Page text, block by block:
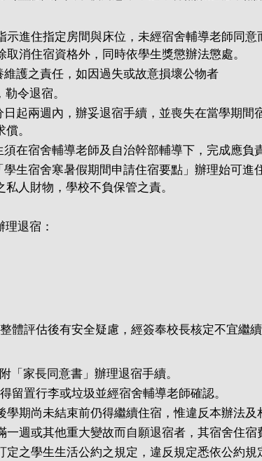
進住指定房間與床位，未經宿舍輔導老師同
消住宿資格外，同時依學生獎懲辦法懲處。
護之責任，如因過失或故意損壞公物者
令退宿。
起兩週內，辦妥退宿手續，並喪失在當學期
。
在宿舍輔導老師及自治幹部輔導下，完成應負
生宿舍寒暑假期間申請住宿要點」辦理始可
人財物，學校不負保管之責。
退宿：
評估後有安全疑慮，經簽奉校長核定不宜繼續
家長同意書」辦理退宿手續。
置行李或垃圾並經宿舍輔導老師確認。
期尚未結束前仍得繼續住宿，惟違反本辦法及
週或其他重大變故而自願退宿者，其宿舍住宿
之學生生活公約之規定，違反規定悉依公約